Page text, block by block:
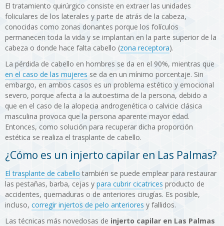
El tratamiento quirúrgico consiste en extraer las unidades
foliculares de los laterales y parte de atrás de la cabeza,
conocidas como zonas donantes porque los folículos
permanecen toda la vida y se implantan en la parte superior de la
cabeza o donde hace falta cabello (zona receptora).
La pérdida de cabello en hombres se da en el 90%, mientras que
en el caso de las mujeres se da en un mínimo porcentaje. Sin
embargo, en ambos casos es un problema estético y emocional
severo, porque afecta a la autoestima de la persona, debido a
que en el caso de la alopecia androgenética o calvicie clásica
masculina provoca que la persona aparente mayor edad.
Entonces, como solución para recuperar dicha proporción
estética se realiza el trasplante de cabello.
¿Cómo es un injerto capilar en Las Palmas?
El trasplante de cabello también se puede emplear para restaurar
las pestañas, barba, cejas y para cubrir cicatrices producto de
accidentes, quemaduras o de anteriores cirugías. Es posible,
incluso, corregir injertos de pelo anteriores y fallidos.
Las técnicas más novedosas de injerto capilar en Las Palmas